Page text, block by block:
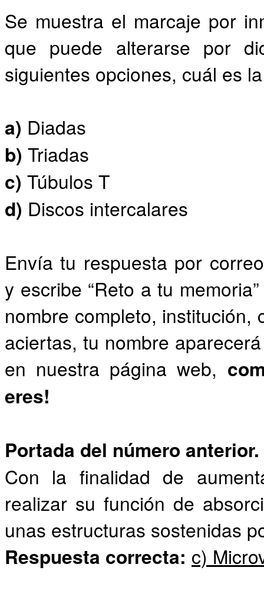
Se muestra el marcaje por
que puede alterarse por
siguientes opciones, cuál es
a) Diadas
b) Triadas
c) Túbulos T
d) Discos intercalares
Envía tu respuesta por
y escribe “Reto a tu
nombre completo, institución,
aciertas, tu nombre
en nuestra página web,
eres!
Portada del número anterior.
Con la finalidad de
realizar su función de
unas estructuras sostenidas
Respuesta correcta: c)